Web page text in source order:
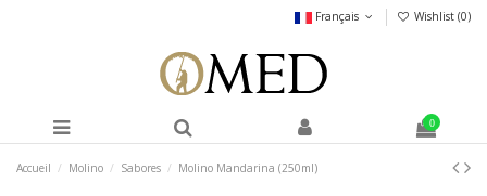
Français Wishlist (0)
0
Accueil Molino Sabores Molino Mandarina (250ml)